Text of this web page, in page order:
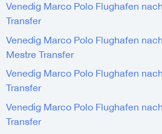
Venedig Marco Polo Flughafen
Transfer
Venedig Marco Polo Flughafen
Mestre Transfer
Venedig Marco Polo Flughafen
Transfer
Venedig Marco Polo Flughafen
Transfer